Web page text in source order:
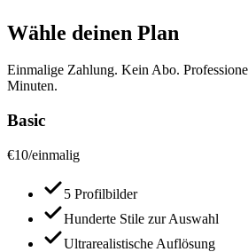
Wähle deinen Plan
Einmalige Zahlung. Kein Abo.
Minuten.
Basic
€10/einmalig
5 Profilbilder
Hunderte Stile zur Auswahl
Ultrarealistische Auflösung